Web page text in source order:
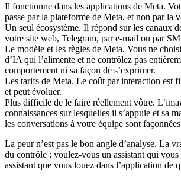
Il fonctionne dans les applications de Meta.
passe par la plateforme de Meta, et non par la
Un seul écosystème. Il répond sur les canaux
votre site web, Telegram, par e-mail ou par
Le modèle et les règles de Meta. Vous ne
d’IA qui l’alimente et ne contrôlez pas
comportement ni sa façon de s’exprimer.
Les tarifs de Meta. Le coût par interaction est
et peut évoluer.
Plus difficile de le faire réellement vôtre.
connaissances sur lesquelles il s’appuie et sa
les conversations à votre équipe sont
La peur n’est pas le bon angle d’analyse. La
du contrôle : voulez-vous un assistant qui
assistant que vous louez dans l’application de